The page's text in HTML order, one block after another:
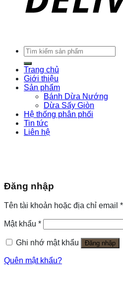
Tìm
kiếm:
Trang chủ
Giới thiệu
Sản phẩm
Bánh Dừa Nướng
Dừa Sấy Giòn
Hệ thống phân phối
Tin tức
Liên hệ
Đăng nhập
Tên tài khoản hoặc địa chỉ email *
Mật khẩu *
Ghi nhớ mật khẩu Đăng nhập
Quên mật khẩu?